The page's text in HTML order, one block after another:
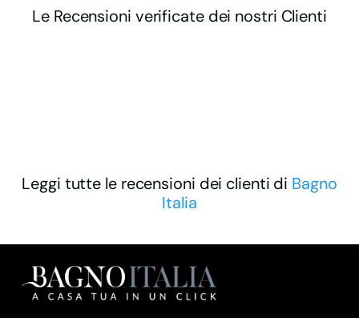
Le Recensioni verificate dei nostri Clienti
Leggi tutte le recensioni dei clienti di Bagno
Italia